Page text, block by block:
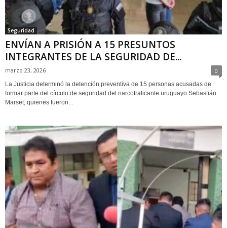
Seguridad
ENVÍAN A PRISIÓN A 15 PRESUNTOS
INTEGRANTES DE LA SEGURIDAD DE...
marzo 23, 2026 0
La Justicia determinó la detención preventiva de 15 personas acusadas de
formar parte del círculo de seguridad del narcotraficante uruguayo Sebastián
Marset, quienes fueron...